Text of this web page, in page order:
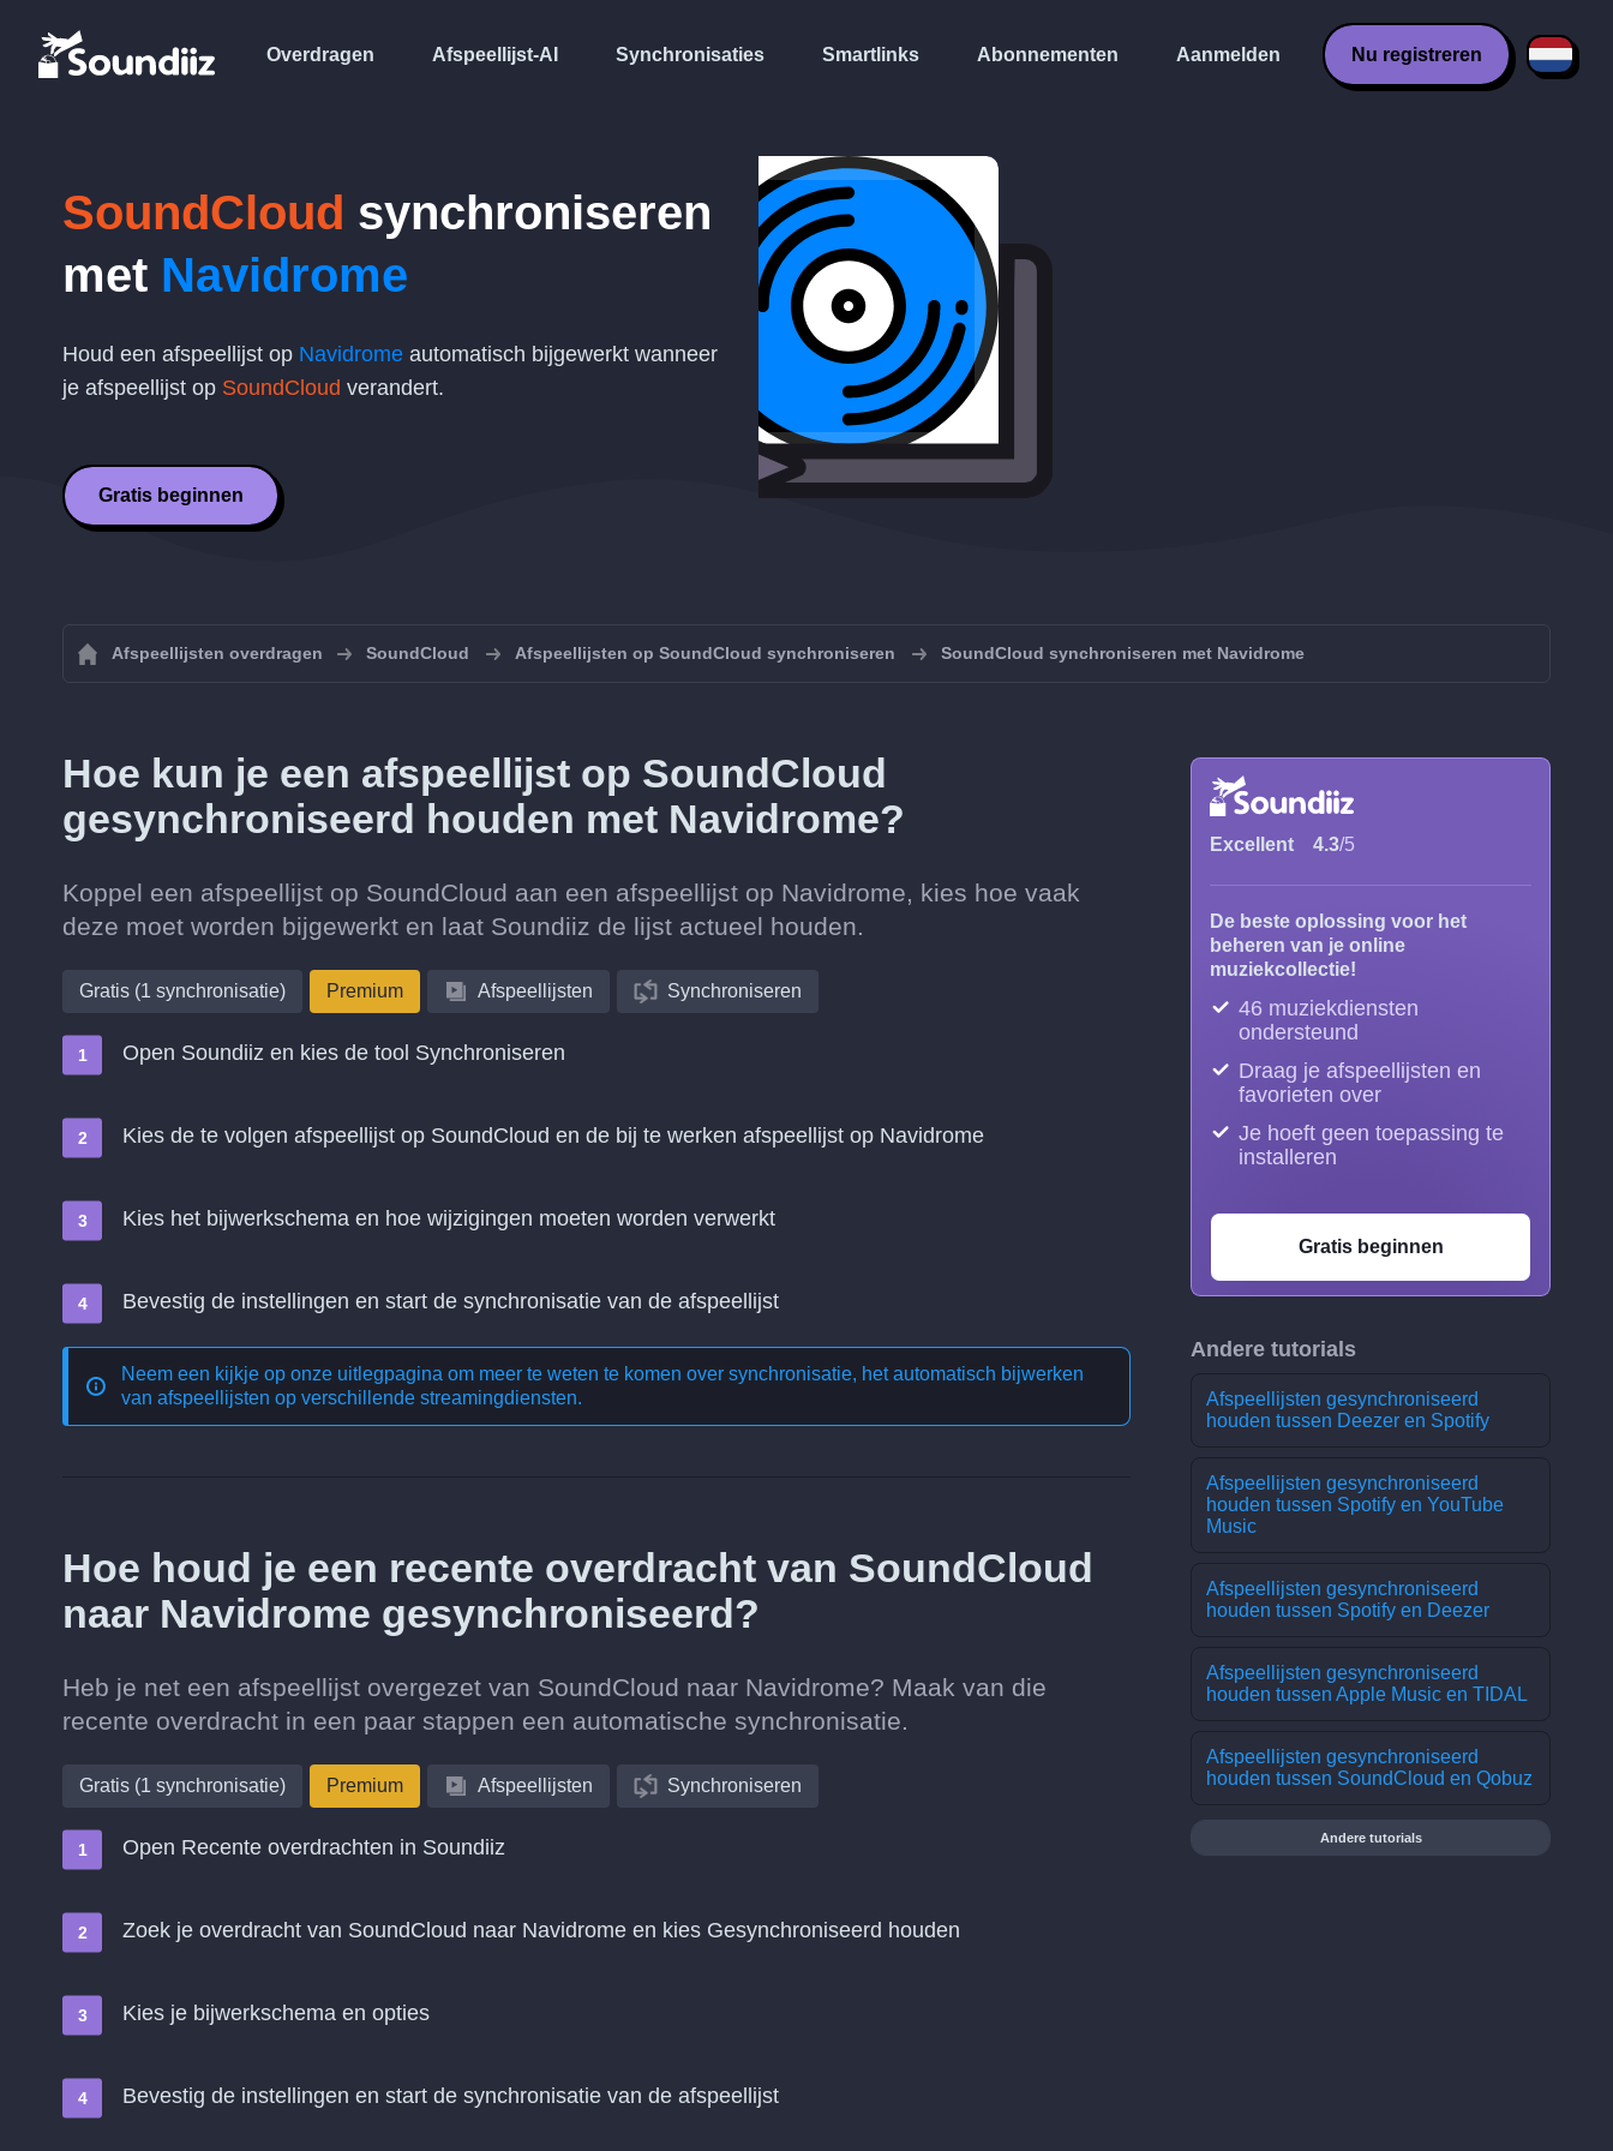
Overdragen Afspeellijst-AI Synchronisaties Smartlinks Abonnementen Aanmelden Nu registreren
SoundCloud synchroniseren
met Navidrome
Houd een afspeellijst op Navidrome automatisch bijgewerkt wanneer
je afspeellijst op SoundCloud verandert.
Gratis beginnen
Afspeellijsten overdragen SoundCloud Afspeellijsten op SoundCloud synchroniseren SoundCloud synchroniseren met Navidrome
Hoe kun je een afspeellijst op SoundCloud
gesynchroniseerd houden met Navidrome?
Koppel een afspeellijst op SoundCloud aan een afspeellijst op Navidrome, kies hoe vaak
deze moet worden bijgewerkt en laat Soundiiz de lijst actueel houden.
Gratis (1 synchronisatie) Premium Afspeellijsten Synchroniseren
Open Soundiiz en kies de tool Synchroniseren
Kies de te volgen afspeellijst op SoundCloud en de bij te werken afspeellijst op Navidrome
Kies het bijwerkschema en hoe wijzigingen moeten worden verwerkt
Bevestig de instellingen en start de synchronisatie van de afspeellijst
Neem een kijkje op onze uitlegpagina om meer te weten te komen over synchronisatie, het automatisch bijwerken
van afspeellijsten op verschillende streamingdiensten.
Hoe houd je een recente overdracht van SoundCloud
naar Navidrome gesynchroniseerd?
Heb je net een afspeellijst overgezet van SoundCloud naar Navidrome? Maak van die
recente overdracht in een paar stappen een automatische synchronisatie.
Gratis (1 synchronisatie) Premium Afspeellijsten Synchroniseren
Open Recente overdrachten in Soundiiz
Zoek je overdracht van SoundCloud naar Navidrome en kies Gesynchroniseerd houden
Kies je bijwerkschema en opties
Bevestig de instellingen en start de synchronisatie van de afspeellijst
Excellent 4.3/5
De beste oplossing voor het
beheren van je online
muziekcollectie!
46 muziekdiensten
ondersteund
Draag je afspeellijsten en
favorieten over
Je hoeft geen toepassing te
installeren
Gratis beginnen
Andere tutorials
Afspeellijsten gesynchroniseerd
houden tussen Deezer en Spotify
Afspeellijsten gesynchroniseerd
houden tussen Spotify en YouTube
Music
Afspeellijsten gesynchroniseerd
houden tussen Spotify en Deezer
Afspeellijsten gesynchroniseerd
houden tussen Apple Music en TIDAL
Afspeellijsten gesynchroniseerd
houden tussen SoundCloud en Qobuz
Andere tutorials